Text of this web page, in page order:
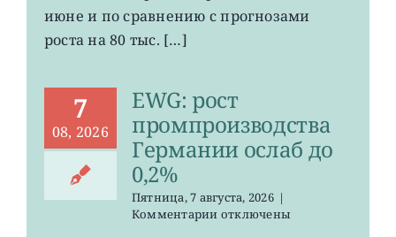
неожиданно
июне и по сравнению с прогнозами
роста на 80 тыс. […]
7
08, 2026
EWG: рост
промпроизводства
Германии ослаб до
0,2%
Пятница, 7 августа, 2026 |
Комментариикотключены